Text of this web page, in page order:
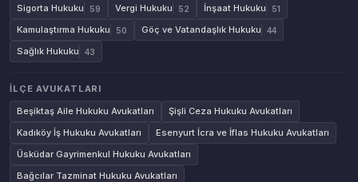
Sigorta Hukuku 59 Vergi Hukuku 52 İnşaat Hukuku 51
Kamulaştırma Hukuku 50 Göç ve Vatandaşlık Hukuku 44
Sağlık Hukuku 43
İLÇE AVUKATLARI
Beşiktaş Aile Hukuku Avukatları
Şişli Ceza Hukuku Avukatları
Kadıköy İş Hukuku Avukatları
Esenyurt İcra ve İflas Hukuku Avukatları
Üsküdar Gayrimenkul Hukuku Avukatları
Bağcılar Tazminat Hukuku Avukatları